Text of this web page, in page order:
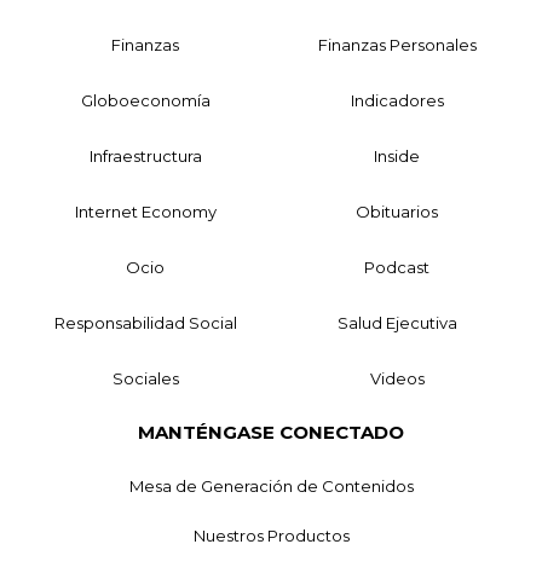
Finanzas Finanzas Personales
Globoeconomía Indicadores
Infraestructura Inside
Internet Economy Obituarios
Ocio Podcast
Responsabilidad Social Salud Ejecutiva
Sociales Videos
MANTÉNGASE CONECTADO
Mesa de Generación de Contenidos
Nuestros Productos